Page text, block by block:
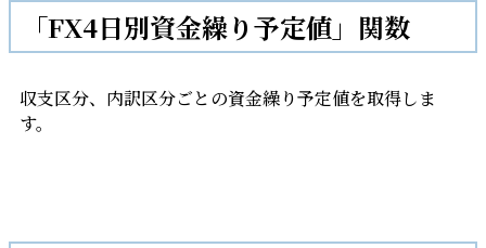
「FX4日別資金繰り予定値」関数
収支区分、内訳区分ごとの資金繰り予定値を取得しま
す。